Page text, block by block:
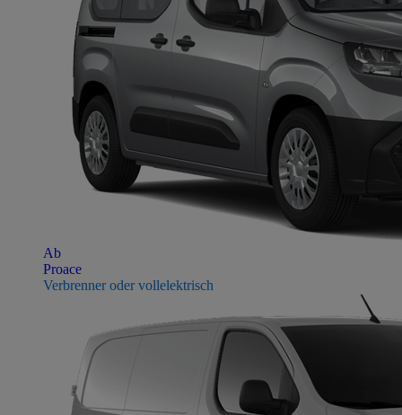
Ab
Proace
Verbrenner oder vollelektrisch